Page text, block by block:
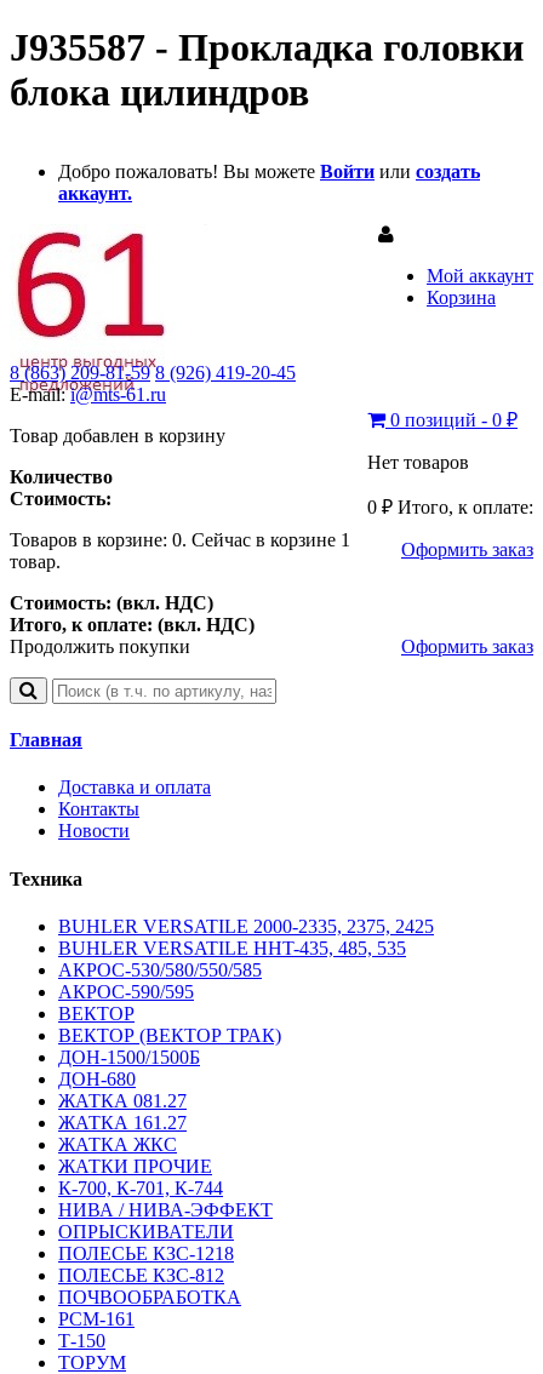
J935587 - Прокладка головки
блока цилиндров
Добро пожаловать! Вы можете Войти или создать
аккаунт.
Мой аккаунт
Корзина
8 (863) 209-81-59 8 (926) 419-20-45
E-mail:i@mts-61.ru
0 позиций - 0 ₽
Нет товаров
0 ₽ Итого, к оплате:
Оформить заказ
Товар добавлен в корзину
Количество
Стоимость:
Товаров в корзине: 0. Сейчас в корзине 1
товар.
Стоимость: (вкл. НДС)
Итого, к оплате: (вкл. НДС)
Продолжить покупки
Оформить заказ
Главная
Доставка и оплата
Контакты
Новости
Техника
BUHLER VERSATILE 2000-2335, 2375, 2425
BUHLER VERSATILE HHT-435, 485, 535
АКРОС-530/580/550/585
АКРОС-590/595
ВЕКТОР
ВЕКТОР (ВЕКТОР ТРАК)
ДОН-1500/1500Б
ДОН-680
ЖАТКА 081.27
ЖАТКА 161.27
ЖАТКА ЖКС
ЖАТКИ ПРОЧИЕ
К-700, К-701, К-744
НИВА / НИВА-ЭФФЕКТ
ОПРЫСКИВАТЕЛИ
ПОЛЕСЬЕ КЗС-1218
ПОЛЕСЬЕ КЗС-812
ПОЧВООБРАБОТКА
РСМ-161
Т-150
ТОРУМ